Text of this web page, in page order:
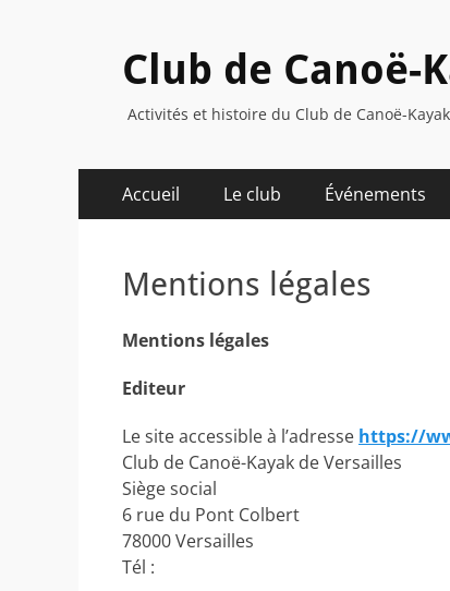
Club de Canoë-
Activités et histoire du Club de Canoë-
Menu
principal
Accueil Le club Événements
Mentions légales
Mentions légales
Editeur
Le site accessible à l’adresse https://
Club de Canoë-Kayak de Versailles
Siège social
6 rue du Pont Colbert
78000 Versailles
Tél :